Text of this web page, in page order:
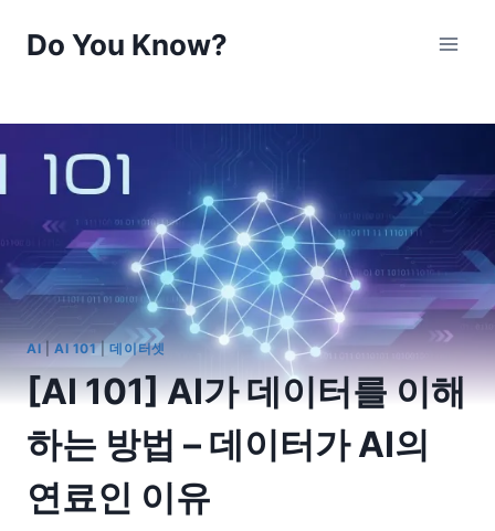
Do You Know?
AI|AI 101|데이터셋
[AI 101] AI가 데이터를 이해
하는 방법 – 데이터가 AI의
연료인 이유